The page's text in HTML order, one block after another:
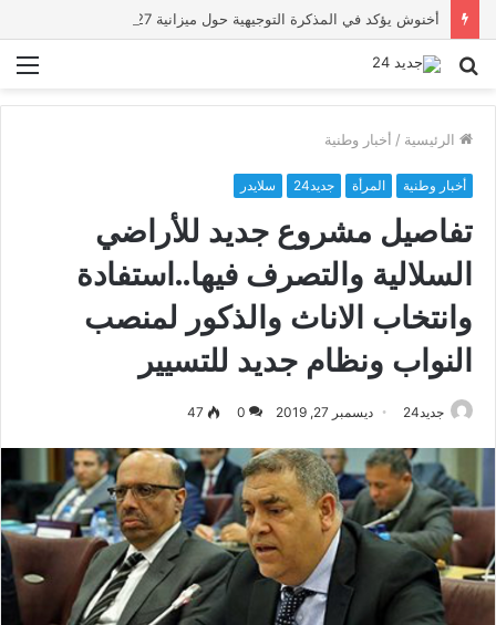
بحث
الرئيسية / أخبار وطنية
أخبار وطنية المرأة جديد24 سلايدر
تفاصيل مشروع جديد للأراضي
السلالية والتصرف فيها..استفادة
وانتخاب الاناث والذكور لمنصب
النواب ونظام جديد للتسيير
جديد24 ديسمبر 27, 2019 0
47